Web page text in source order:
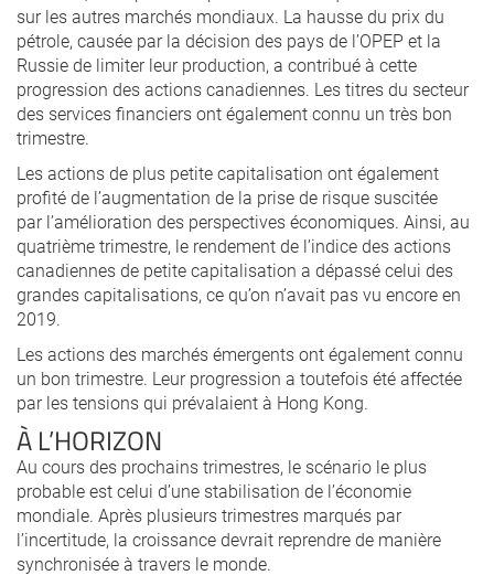
sur les autres marchés mondiaux. La hausse du prix du
pétrole, causée par la décision des pays de l’OPEP et la
Russie de limiter leur production, a contribué à cette
progression des actions canadiennes. Les titres du secteur
des services financiers ont également connu un très bon
trimestre.
Les actions de plus petite capitalisation ont également
profité de l’augmentation de la prise de risque suscitée
par l’amélioration des perspectives économiques. Ainsi, au
quatrième trimestre, le rendement de l’indice des actions
canadiennes de petite capitalisation a dépassé celui des
grandes capitalisations, ce qu’on n’avait pas vu encore en
2019.
Les actions des marchés émergents ont également connu
un bon trimestre. Leur progression a toutefois été affectée
par les tensions qui prévalaient à Hong Kong.
À L’HORIZON
Au cours des prochains trimestres, le scénario le plus
probable est celui d’une stabilisation de l’économie
mondiale. Après plusieurs trimestres marqués par
l’incertitude, la croissance devrait reprendre de manière
synchronisée à travers le monde.